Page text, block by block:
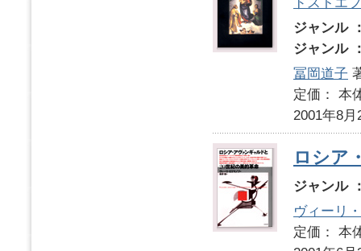
ジャンル
ジャンル
冨岡道子
定価：
2001年8月
ロシア
ジャンル
ヴィーリ
定価：